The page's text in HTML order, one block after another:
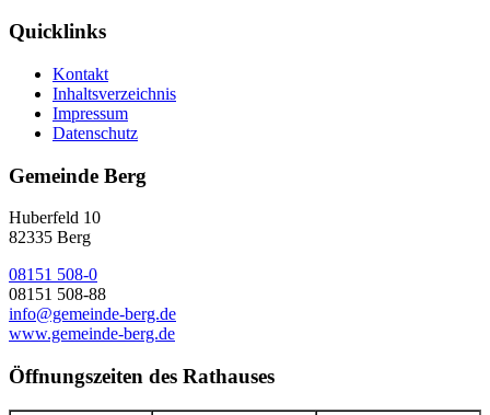
Quicklinks
Kontakt
Inhaltsverzeichnis
Impressum
Datenschutz
Gemeinde Berg
Huberfeld 10
82335 Berg
08151 508-0
08151 508-88
info@gemeinde-berg.de
www.gemeinde-berg.de
Öffnungszeiten des Rathauses